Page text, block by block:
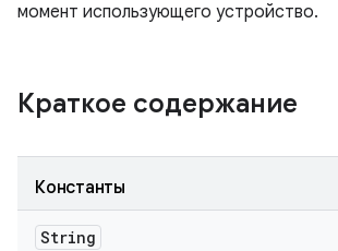
момент использующего устройство.
Краткое содержание
Константы
String